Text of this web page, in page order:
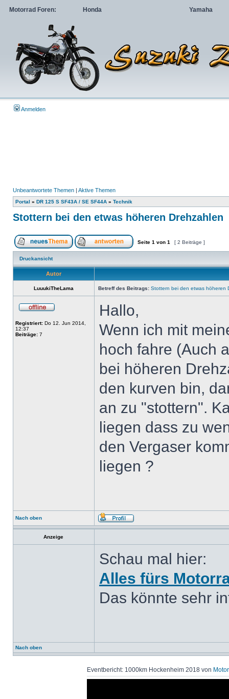
Motorrad Foren: Honda Yamaha
Anmelden
Unbeantwortete Themen | Aktive Themen
Portal » DR 125 S SF43A / SE SF44A » Technik
Stottern bei den etwas höheren Drehzahlen
Seite 1 von 1 [ 2 Beiträge ]
Druckansicht
Autor
LuuukiTheLama Betreff des Beitrags: Stottern bei den etwas höheren
Registriert: Do 12. Jun 2014,
12:37
Beiträge: 7
Hallo,
Wenn ich mit
hoch fahre (Auch
bei höheren
den kurven bin,
an zu "stottern".
liegen dass zu
den Vergaser
liegen ?
Nach oben
Anzeige
Schau mal hier:
Alles fürs
Das könnte sehr
Nach oben
Eventbericht: 1000km Hockenheim 2018 von